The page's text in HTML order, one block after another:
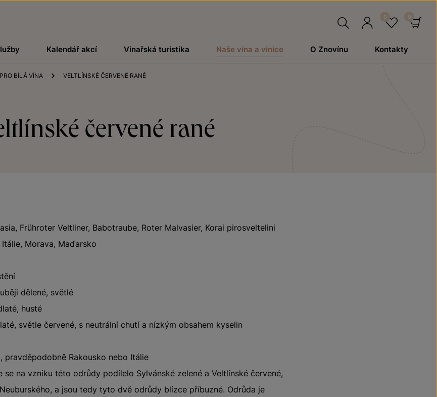
Kalendář akcí Vinařská turistika Naše vína a vinice O Znovínu Kontakty
BÍLÁ VÍNA VELTLÍNSKÉ ČERVENÉ RANÉ
červené rané
Frühroter Veltliner, Babotraube, Roter Malvasier, Korai pirosveltelini
Itálie, Morava, Maďarsko
dělené, světlé
husté
světle červené, s neutrální chutí a nízkým obsahem kyselin
pravděpodobně Rakousko nebo Itálie
se na vzniku této odrůdy podílelo Sylvánské zelené a Veltlínské červené,
a jsou tedy tyto dvě odrůdy blízce příbuzné. Odrůda je